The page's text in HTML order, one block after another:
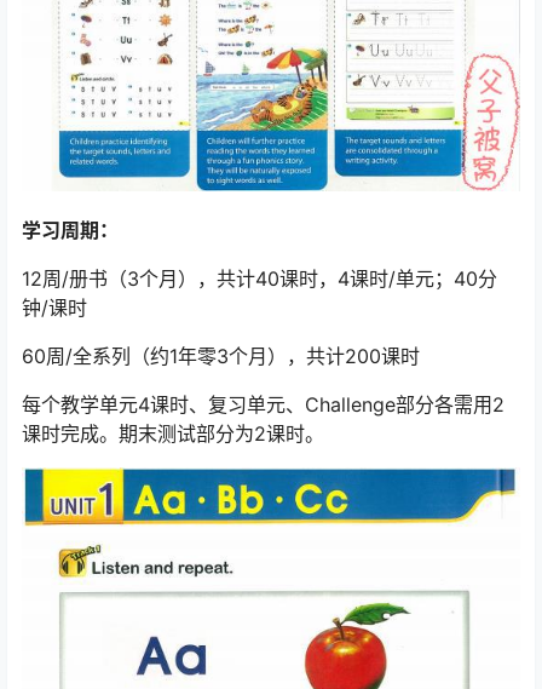
学习周期：
12周/册书（3个月），共计40课时，4课时/单元；40分
钟/课时
60周/全系列（约1年零3个月），共计200课时
每个教学单元4课时、复习单元、Challenge部分各需用2
课时完成。期末测试部分为2课时。